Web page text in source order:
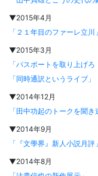
▼2015年4月
「２１年目のファーレ立川」
▼2015年3月
「パスポートを取り上げ
「同時通訳というライブ」
▼2014年12月
「田中功起のトークを聞き
▼2014年9月
「『文學界』新人小説月評」
▼2014年8月